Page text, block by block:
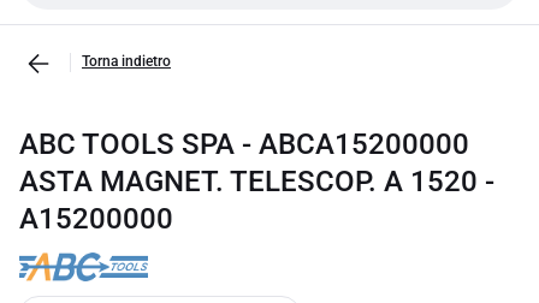
Torna indietro
ABC TOOLS SPA - ABCA15200000
ASTA MAGNET. TELESCOP. A 1520 -
A15200000